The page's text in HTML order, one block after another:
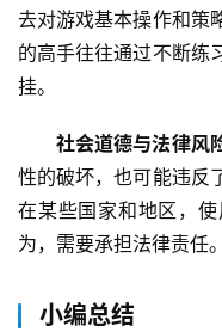
去对游戏基本操作和策
的高手往往通过不断练
挂。
社会道德与法律风
性的破坏，也可能违反
在某些国家和地区，
为，需要承担法律责任。
小编总结